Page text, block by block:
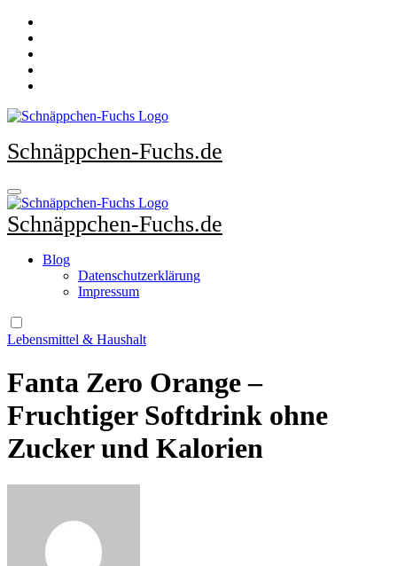
Inhalten
springen
Schnäppchen-Fuchs.de
Schnäppchen-Fuchs.de
Blog
Datenschutzerklärung
Impressum
Lebensmittel & Haushalt
Fanta Zero Orange –
Fruchtiger Softdrink ohne
Zucker und Kalorien